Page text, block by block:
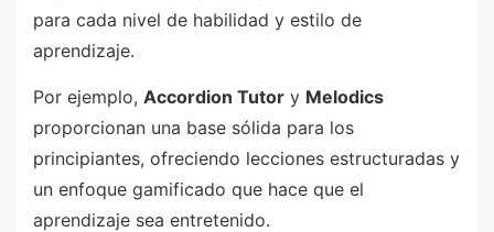
para cada nivel de habilidad y estilo de
aprendizaje.
Por ejemplo, Accordion Tutor y Melodics
proporcionan una base sólida para los
principiantes, ofreciendo lecciones estructuradas y
un enfoque gamificado que hace que el
aprendizaje sea entretenido.